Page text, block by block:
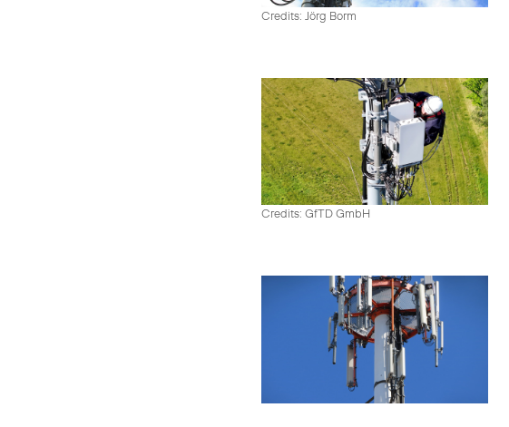
Credits: Jörg Borm
Credits: GfTD GmbH